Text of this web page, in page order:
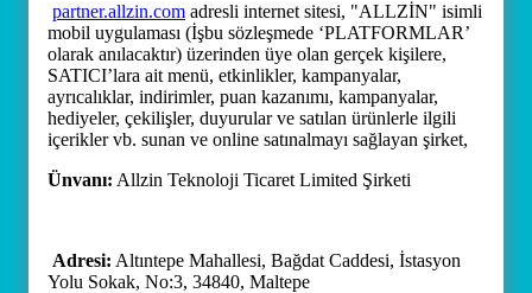
partner.allzin.com adresli internet sitesi, "ALLZİN" isimli
mobil uygulaması (İşbu sözleşmede ‘PLATFORMLAR’
olarak anılacaktır) üzerinden üye olan gerçek kişilere,
SATICI’lara ait menü, etkinlikler, kampanyalar,
ayrıcalıklar, indirimler, puan kazanımı, kampanyalar,
hediyeler, çekilişler, duyurular ve satılan ürünlerle ilgili
içerikler vb. sunan ve online satınalmayı sağlayan şirket,
Ünvanı: Allzin Teknoloji Ticaret Limited Şirketi
Adresi: Altıntepe Mahallesi, Bağdat Caddesi, İstasyon
Yolu Sokak, No:3, 34840, Maltepe